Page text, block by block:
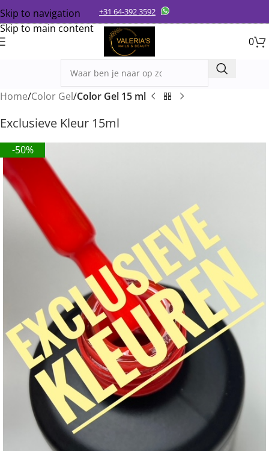
Skip to navigation
Skip to main content
+31 64-392 3592
0
Home Color Gel Color Gel 15 ml
Exclusieve Kleur 15ml
-50%